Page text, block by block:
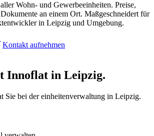
Wohn- und Gewerbeeinheiten. Preise,
an einem Ort. Maßgeschneidert für
in Leipzig und Umgebung.
Kontakt aufnehmen
Innoflat in Leipzig.
Sie bei der einheitenverwaltung in Leipzig.